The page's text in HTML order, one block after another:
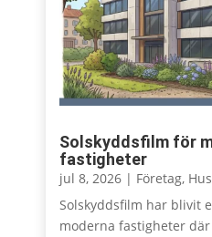
Solskyddsfilm för
fastigheter
jul 8, 2026| Företag,
Solskyddsfilm har blivit
moderna fastigheter